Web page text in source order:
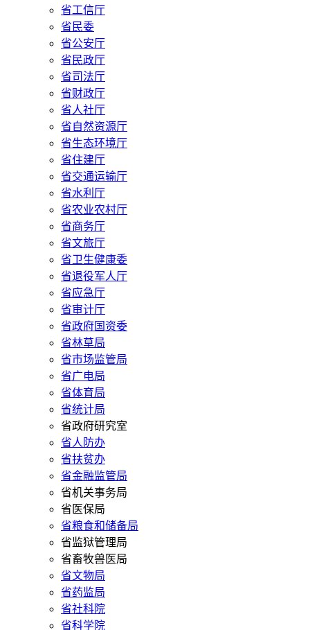
省工信厅
省民委
省公安厅
省民政厅
省司法厅
省财政厅
省人社厅
省自然资源厅
省生态环境厅
省住建厅
省交通运输厅
省水利厅
省农业农村厅
省商务厅
省文旅厅
省卫生健康委
省退役军人厅
省应急厅
省审计厅
省政府国资委
省林草局
省市场监管局
省广电局
省体育局
省统计局
省政府研究室
省人防办
省扶贫办
省金融监管局
省机关事务局
省医保局
省粮食和储备局
省监狱管理局
省畜牧兽医局
省文物局
省药监局
省社科院
省科学院